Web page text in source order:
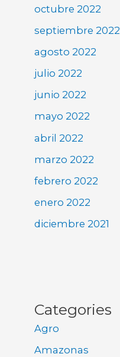
octubre 2022
septiembre 2022
agosto 2022
julio 2022
junio 2022
mayo 2022
abril 2022
marzo 2022
febrero 2022
enero 2022
diciembre 2021
Categories
Agro
Amazonas